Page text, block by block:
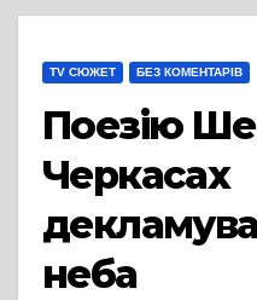
TV СЮЖЕТ БЕЗ КОМЕНТАРІВ
Поезію
Черкасах
неба